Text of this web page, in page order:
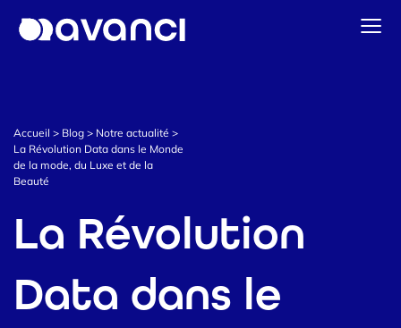
Stratégie & Activation CRM
Notre actualité
Prendre contact
Accueil > Blog > Notre actualité >
La Révolution Data dans le Monde
de la mode, du Luxe et de la
Beauté
La Révolution
Data dans le